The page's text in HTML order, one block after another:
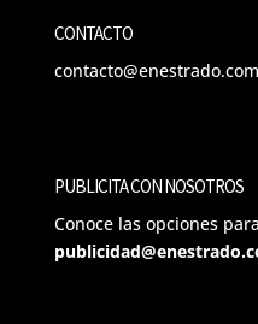
CONTACTO
contacto@enestrado.com
PUBLICITA CON NOSOTROS
Conoce las opciones